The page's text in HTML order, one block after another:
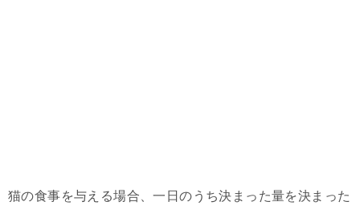
猫の食事を与える場合、一日のうち決まった量を決まった